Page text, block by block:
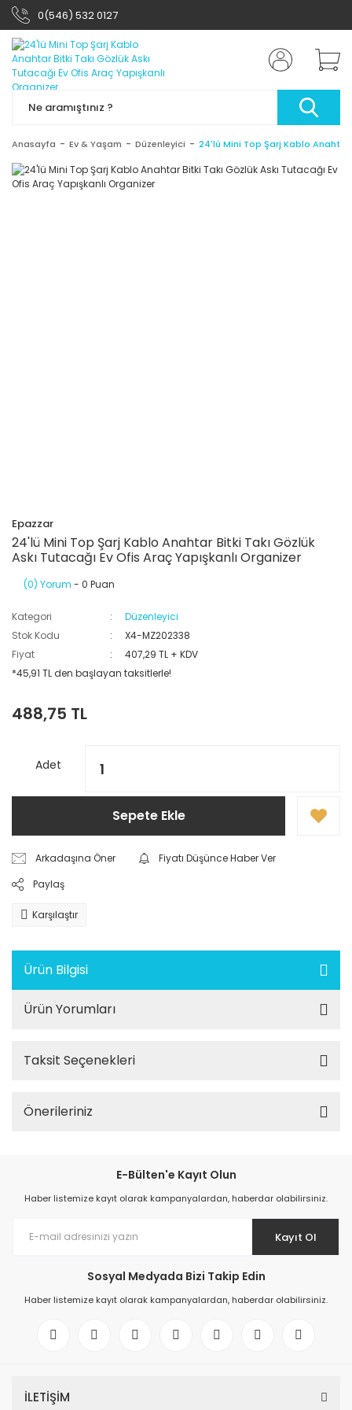
0(546) 532 0127
Anasayfa Ev & Yaşam Düzenleyici 24'lü Mini Top Şarj Kablo Anahtar
Epazzar
24'lü Mini Top Şarj Kablo Anahtar Bitki Takı Gözlük
Askı Tutacağı Ev Ofis Araç Yapışkanlı Organizer
(0) Yorum - 0 Puan
Kategori
Düzenleyici
Stok Kodu
X4-MZ202338
Fiyat
407,29 TL + KDV
*45,91 TL den başlayan taksitlerle!
488,75 TL
Adet
Sepete Ekle
Arkadaşına Öner
Fiyatı Düşünce Haber Ver
Paylaş
Karşılaştır
Ürün Bilgisi
Ürün Yorumları
Taksit Seçenekleri
Önerileriniz
E-Bülten'e Kayıt Olun
Haber listemize kayıt olarak kampanyalardan, haberdar olabilirsiniz.
Kayıt Ol
Sosyal Medyada Bizi Takip Edin
Haber listemize kayıt olarak kampanyalardan, haberdar olabilirsiniz.
İLETİŞİM